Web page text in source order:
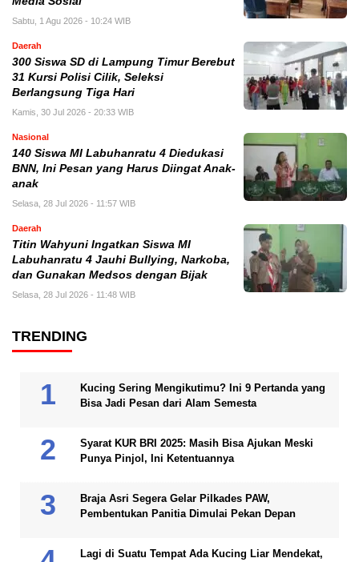
Sabtu, 1 Agu 2026 - 10:24 WIB
Daerah
300 Siswa SD di Lampung Timur Berebut
31 Kursi Polisi Cilik, Seleksi
Berlangsung Tiga Hari
Kamis, 30 Jul 2026 - 20:33 WIB
Nasional
140 Siswa MI Labuhanratu 4 Diedukasi
BNN, Ini Pesan yang Harus Diingat Anak-
anak
Selasa, 28 Jul 2026 - 11:57 WIB
Daerah
Titin Wahyuni Ingatkan Siswa MI
Labuhanratu 4 Jauhi Bullying, Narkoba,
dan Gunakan Medsos dengan Bijak
Selasa, 28 Jul 2026 - 11:48 WIB
TRENDING
Kucing Sering Mengikutimu? Ini 9 Pertanda yang
Bisa Jadi Pesan dari Alam Semesta
Syarat KUR BRI 2025: Masih Bisa Ajukan Meski
Punya Pinjol, Ini Ketentuannya
Braja Asri Segera Gelar Pilkades PAW,
Pembentukan Panitia Dimulai Pekan Depan
Lagi di Suatu Tempat Ada Kucing Liar Mendekat,